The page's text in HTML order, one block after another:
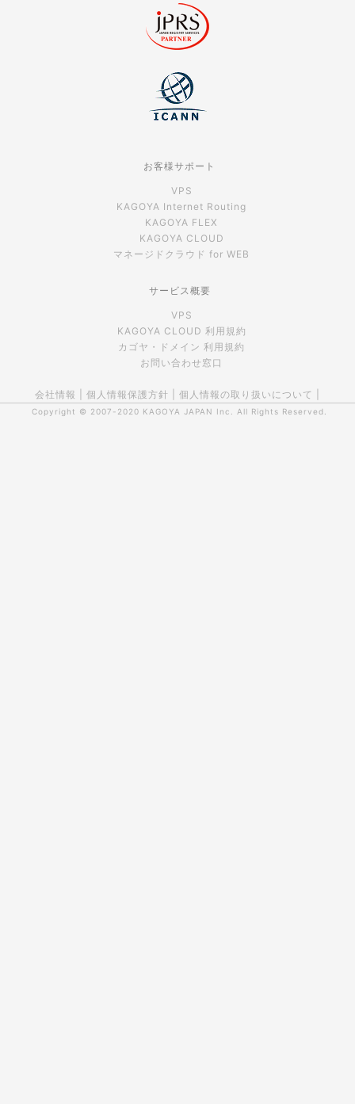
お客様サポート
VPS
KAGOYA Internet Routing
KAGOYA FLEX
KAGOYA CLOUD
マネージドクラウド for WEB
サービス概要
VPS
KAGOYA CLOUD 利用規約
カゴヤ・ドメイン 利用規約
お問い合わせ窓口
会社情報 個人情報保護方針 個人情報の取り扱いについて
Copyright © 2007-2020 KAGOYA JAPAN Inc. All Rights Reserved.